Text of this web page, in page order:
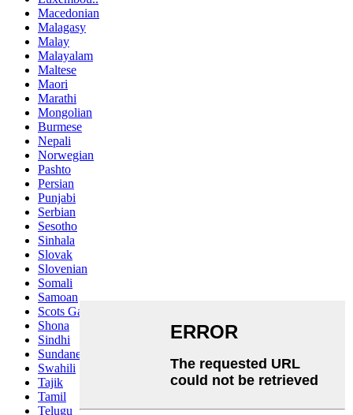
Macedonian
Malagasy
Malay
Malayalam
Maltese
Maori
Marathi
Mongolian
Burmese
Nepali
Norwegian
Pashto
Persian
Punjabi
Serbian
Sesotho
Sinhala
Slovak
Slovenian
Somali
Samoan
Scots Gaelic
Shona
Sindhi
Sundanese
Swahili
Tajik
Tamil
Telugu